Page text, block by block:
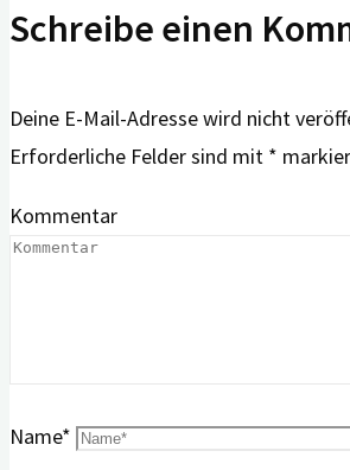
Schreibe einen
Deine E-Mail-Adresse wird nicht
Erforderliche Felder sind mit *
Kommentar
Name*